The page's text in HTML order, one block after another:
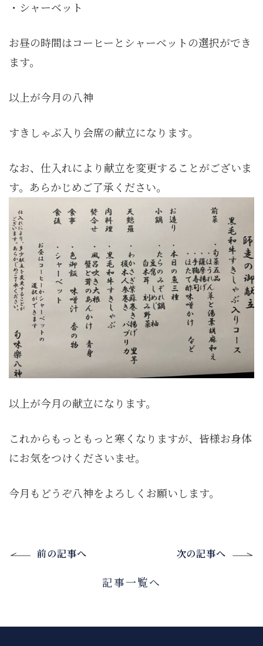
・シャーベット
お昼の時間はコーヒーとシャーベットの選択ができ
ます。
以上が今月の八神
すきしゃぶ入り会席の献立になります。
なお、仕入れにより献立を変更することがございま
す。あらかじめご了承ください。
以上が今月の献立になります。
これからもっともっと寒くなりますが、皆様お身体
にお気をつけくださいませ。
今月もどうぞ八神をよろしくお願いします。
前の記事へ 次の記事へ
記事一覧へ